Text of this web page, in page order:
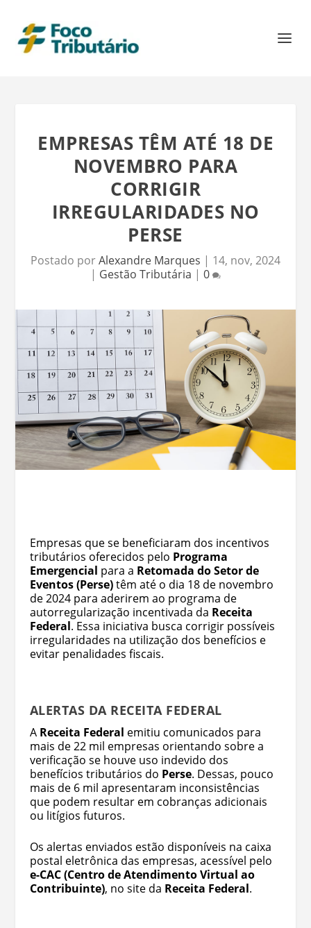
EMPRESAS TÊM ATÉ 18 DE
NOVEMBRO PARA
CORRIGIR
IRREGULARIDADES NO
PERSE
Postado porAlexandre Marques | 14, nov, 2024
| Gestão Tributária | 0
Empresas que se beneficiaram dos incentivos
tributários oferecidos pelo Programa
Emergencial para a Retomada do Setor de
Eventos (Perse)têm até o dia 18 de novembro
de 2024 para aderirem ao programa de
autorregularização incentivada da Receita
Federal. Essa iniciativa busca corrigir possíveis
irregularidades na utilização dos benefícios e
evitar penalidades fiscais.
ALERTAS DA RECEITA FEDERAL
A Receita Federal emitiu comunicados para
mais de 22 mil empresas orientando sobre a
verificação se houve uso indevido dos
benefícios tributários do Perse. Dessas, pouco
mais de 6 mil apresentaram inconsistências
que podem resultar em cobranças adicionais
ou litígios futuros.
Os alertas enviados estão disponíveis na caixa
postal eletrônica das empresas, acessível pelo
e-CAC (Centro de Atendimento Virtual ao
Contribuinte), no site da Receita Federal.